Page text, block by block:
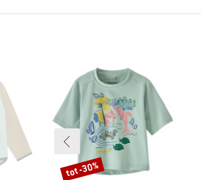
Korting
tot -30%